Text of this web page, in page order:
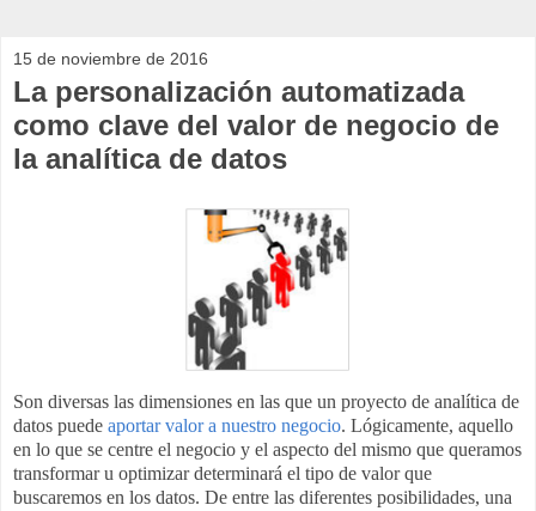
15 de noviembre de 2016
La personalización automatizada
como clave del valor de negocio de
la analítica de datos
Son diversas las dimensiones en las que un proyecto de analítica de
datos puede aportar valor a nuestro negocio. Lógicamente, aquello
en lo que se centre el negocio y el aspecto del mismo que queramos
transformar u optimizar determinará el tipo de valor que
buscaremos en los datos. De entre las diferentes posibilidades, una